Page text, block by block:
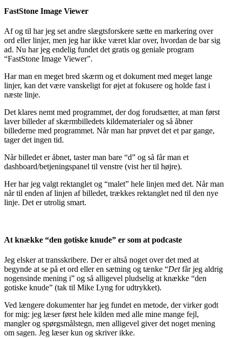
FastStone Image Viewer
Af og til har jeg set andre slægtsforskere sætte en markering over
ord eller linjer, men jeg har ikke været klar over, hvordan de bar sig
ad. Nu har jeg endelig fundet det gratis og geniale program
“FastStone Image Viewer”.
Har man en meget bred skærm og et dokument med meget lange
linjer, kan det være vanskeligt for øjet at fokusere og holde fast i
næste linje.
Det klares nemt med programmet, der dog forudsætter, at man først
laver billeder af skærmbilledets kildematerialer og så åbner
billederne med programmet. Når man har prøvet det et par gange,
tager det ingen tid.
Når billedet er åbnet, taster man bare “d” og så får man et
dashboard/betjeningspanel til venstre (vist her til højre).
Her har jeg valgt rektanglet og “malet” hele linjen med det. Når man
når til enden af linjen af billedet, trækkes rektanglet ned til den nye
linje. Det er utrolig smart.
At knække “den gotiske knude” er som at podcaste
Jeg elsker at transskribere. Der er altså noget over det med at
begynde at se på et ord eller en sætning og tænke “Detfår jeg aldrig
nogensinde mening i” og så alligevel pludselig at knække “den
gotiske knude” (tak til Mike Lyng for udtrykket).
Ved længere dokumenter har jeg fundet en metode, der virker godt
for mig: jeg læser først hele kilden med alle mine mange fejl,
mangler og spørgsmålstegn, men alligevel giver det noget mening
om sagen. Jeg læser kun og skriver ikke.